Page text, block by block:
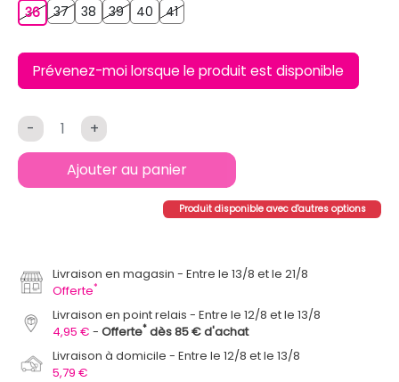
3636373738 38393940 404141
Prévenez-moi lorsque le produit est disponible
- +
Ajouter au panier
Produit disponible avec d'autres options
Livraison en magasin
Entre le 13/8 et le 21/8
Offerte*
Livraison en point relais
Entre le 12/8 et le 13/8
4,95 €
Offerte* dès 85 € d'achat
Livraison à domicile
Entre le 12/8 et le 13/8
5,79 €